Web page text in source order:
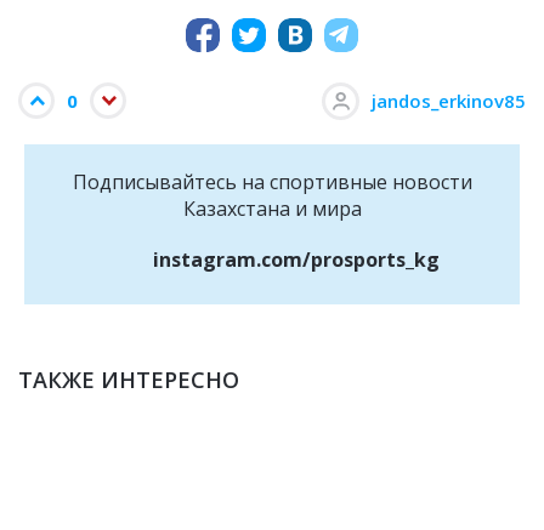
0 jandos_erkinov85
Подписывайтесь на cпортивные новости
Казахстана и мира
instagram.com/prosports_kg
ТАКЖЕ ИНТЕРЕСНО